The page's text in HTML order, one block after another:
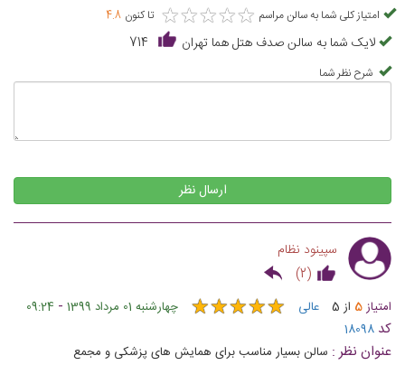
امتیاز کلی شما به سالن مراسم ★★★★★
★★★★★ تا کنون 4.8
لایک شما به سالن صدف هتل هما تهران 714
شرح نظر شما
ارسال نظر
سپینود نظام
(
2
)
امتیاز5 از 5 عالی ★★★★★
★★★★★ چهارشنبه 01 مرداد 1399 -
09:24
کد 18098
عنوان نظر : سالن بسیار مناسب برای همایش های پزشکی و مجمع